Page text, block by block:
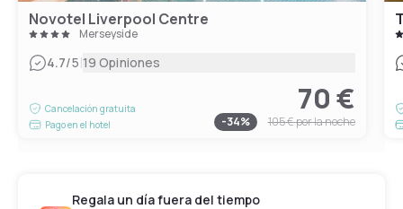
Novotel Liverpool Centre
Merseyside
4.7/5|19 Opiniones
Cancelación gratuita
Pago en el hotel
70 €
-34% 105 €por la noche
Regala un día fuera del tiempo